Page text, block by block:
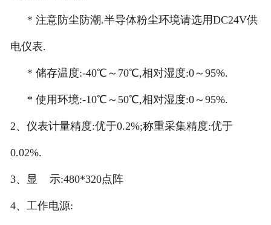
* 注意防尘防潮.半导体粉尘环境请选用DC24V供
电仪表.
* 储存温度:-40℃～70℃,相对湿度:0～95%.
* 使用环境:-10℃～50℃,相对湿度:0～95%.
2、仪表计量精度:优于0.2%;称重采集精度:优于
0.02%.
3、显 示:480*320点阵
4、工作电源: